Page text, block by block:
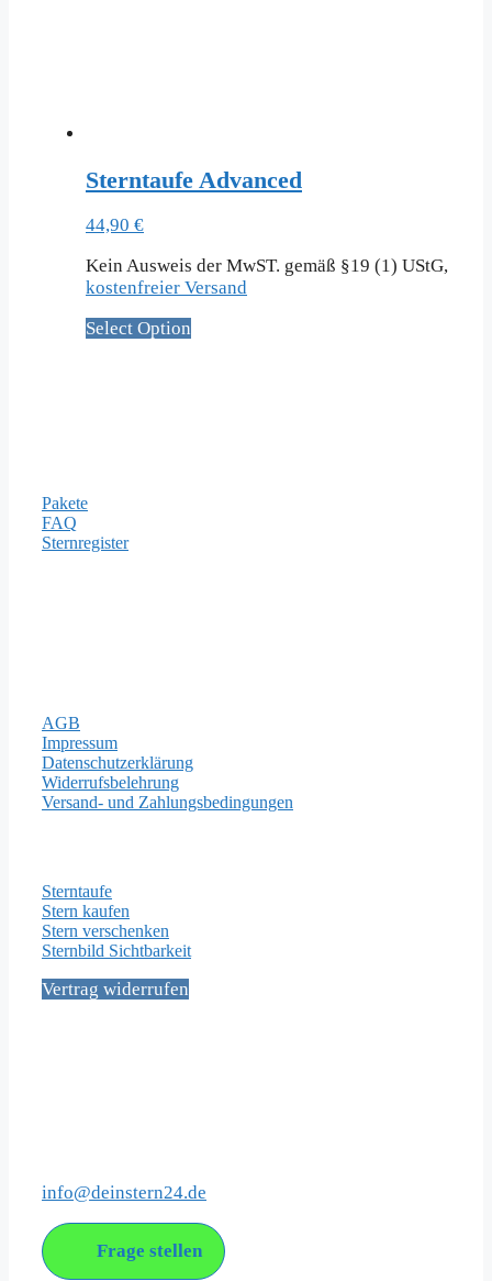
Sterntaufe Advanced
44,90 €
Kein Ausweis der MwST. gemäß §19 (1) UStG,
kostenfreier Versand
Select Option
Pakete
FAQ
Sternregister
AGB
Impressum
Datenschutzerklärung
Widerrufsbelehrung
Versand- und Zahlungsbedingungen
Sterntaufe
Stern kaufen
Stern verschenken
Sternbild Sichtbarkeit
Vertrag widerrufen
info@deinstern24.de
Frage stellen